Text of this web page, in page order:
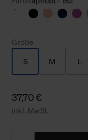
Größe
S M L
37,70 €
inkl. MwSt.